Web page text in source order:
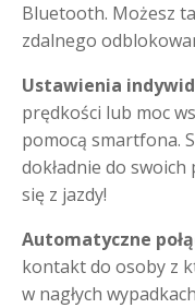
Bluetooth. Możesz
zdalnego
Ustawienia
prędkości lub moc
pomocą smartfona.
dokładnie do
się z jazdy!
Automatyczne
kontakt do osoby z
w nagłych